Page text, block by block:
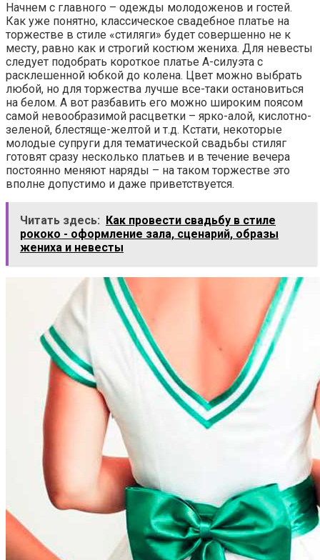
Начнем с главного – одежды молодоженов и гостей.
Как уже понятно, классическое свадебное платье на
торжестве в стиле «стиляги» будет совершенно не к
месту, равно как и строгий костюм жениха. Для невесты
следует подобрать короткое платье А-силуэта с
расклешенной юбкой до колена. Цвет можно выбрать
любой, но для торжества лучше все-таки остановиться
на белом. А вот разбавить его можно широким поясом
самой невообразимой расцветки – ярко-алой, кислотно-
зеленой, блестяще-желтой и т.д. Кстати, некоторые
молодые супруги для тематической свадьбы стиляг
готовят сразу несколько платьев и в течение вечера
постоянно меняют наряды – на таком торжестве это
вполне допустимо и даже приветствуется.
Читать здесь: Как провести свадьбу в стиле
рококо - оформление зала, сценарий, образы
жениха и невесты